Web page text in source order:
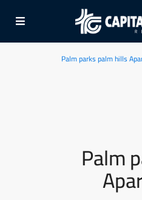
Palm parks palm hills
Palm